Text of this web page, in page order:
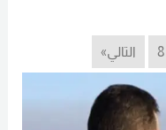
8 التالي»